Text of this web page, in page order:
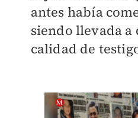
antes había
siendo llevada a
calidad de